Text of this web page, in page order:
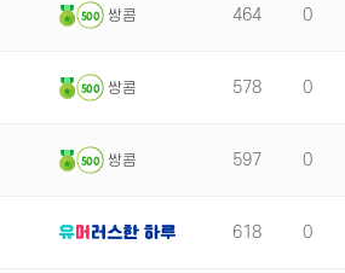
500 쌍콤 464 0
500 쌍콤 578 0
500 쌍콤 597 0
618 0